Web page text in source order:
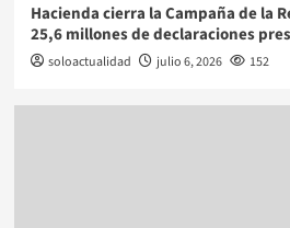
Hacienda cierra la Campaña de la
25,6 millones de declaraciones
soloactualidad julio 6, 2026 152